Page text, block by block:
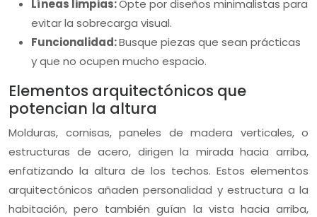
Líneas limpias:Opte por diseños minimalistas para
evitar la sobrecarga visual.
Funcionalidad:Busque piezas que sean prácticas
y que no ocupen mucho espacio.
Elementos arquitectónicos que
potencian la altura
Molduras, cornisas, paneles de madera verticales, o
estructuras de acero, dirigen la mirada hacia arriba,
enfatizando la altura de los techos. Estos elementos
arquitectónicos añaden personalidad y estructura a la
habitación, pero también guían la vista hacia arriba,